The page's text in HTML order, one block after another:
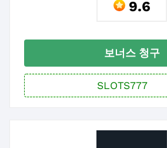
9.6
보너스 청구